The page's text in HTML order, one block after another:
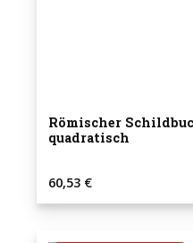
Römischer
quadratisch
Regulärer Preis:
60,53 €